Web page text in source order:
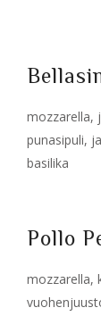
mozzarella,
punasipuli,
basilika
Pollo
mozzarella,